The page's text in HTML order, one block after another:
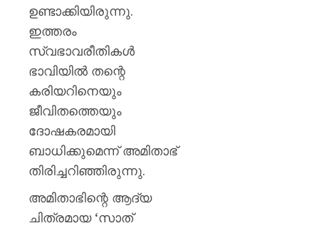
ഉണ്ടാക്കിയിരുന്നു.
ഇത്തരം
സ്വഭാവരീതികൾ
ഭാവിയിൽ തന്റെ
കരിയറിനെയും
ജീവിതത്തെയും
ദോഷകരമായി
ബാധിക്കുമെന്ന് അമിതാഭ്
തിരിച്ചറിഞ്ഞിരുന്നു.
അമിതാഭിന്റെ ആദ്യ
ചിത്രമായ ‘സാത്